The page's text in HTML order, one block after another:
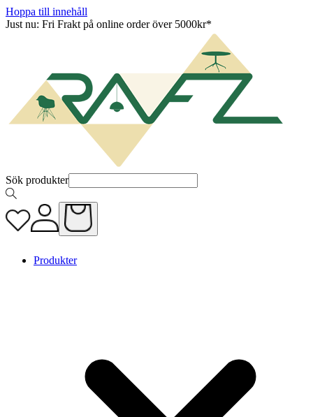
Hoppa till innehåll
Just nu: Fri Frakt på online order över 5000kr*
Sök produkter
Produkter